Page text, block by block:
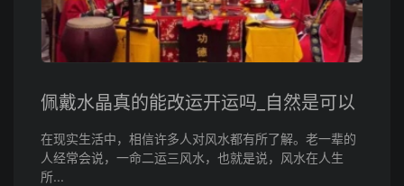
佩戴水晶真的能改运开运吗_自然是可以
在现实生活中，相信许多人对风水都有所了解。老一辈的
人经常会说，一命二运三风水，也就是说，风水在人生
所...